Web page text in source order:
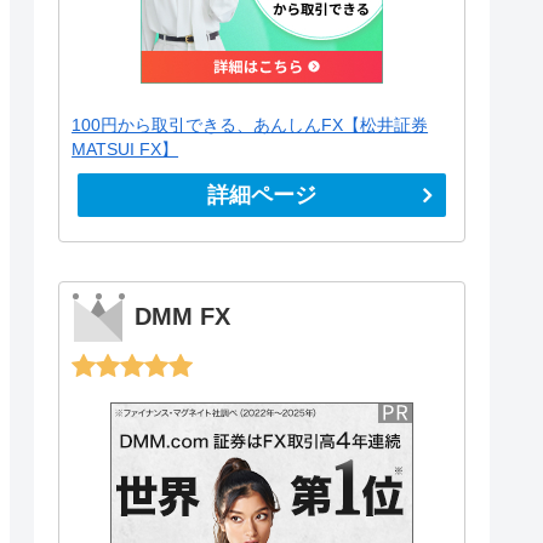
100円から取引できる、あんしんFX【松井証券
MATSUI FX】
詳細ページ
DMM FX